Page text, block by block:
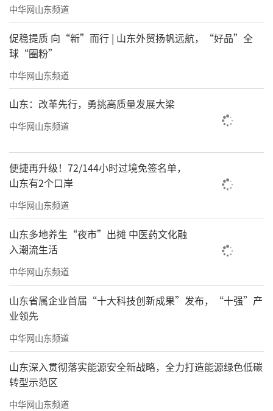
1990年，我曾经在曲阜写过一个读书铭，
宣布第一阶段的彻底结束。2021年，我也写过
一本《龙顶山书院记》，这标志着中年阶段的
结束。我提出了“历史趋势发现力、国家难题
破解力、社会进步引领力”的读书做事标准。
多很多的东西，一整天一整天的都在了解各种
情况。这时候把理论学习、书本学习、社会调
查融为一炉，最后向中央提出了建议。这个阶
段都是为了使用，使用需要更好地读书。大概
是2009年，也就是我快到60岁时，我知道只读
不思，读书只会浮于表面；只阅不写，学识终
究难以内化。在写作中读书，带着问题品读，
伴着思考钻研，才能读懂、读透、活用知识。
到了65岁以后，带着写作目的去读，目标
明确、效率最高、记忆最深、用得最活。我是
天生的文科生，在50岁前，看数字就累。而带
着目的去读书，看一眼，数据就能记着。
中华网山东频道
促稳提质 向“新”而行 | 山东外贸扬帆远航，“好品”全
球“圈粉”
中华网山东频道
山东：改革先行，勇挑高质量发展大梁
中华网山东频道
便捷再升级！72/144小时过境免签名单，
山东有2个口岸
中华网山东频道
山东多地养生“夜市”出摊 中医药文化融
入潮流生活
中华网山东频道
山东省属企业首届“十大科技创新成果”发布，“十强”产
业领先
中华网山东频道
山东深入贯彻落实能源安全新战略，全力打造能源绿色低碳
转型示范区
中华网山东频道